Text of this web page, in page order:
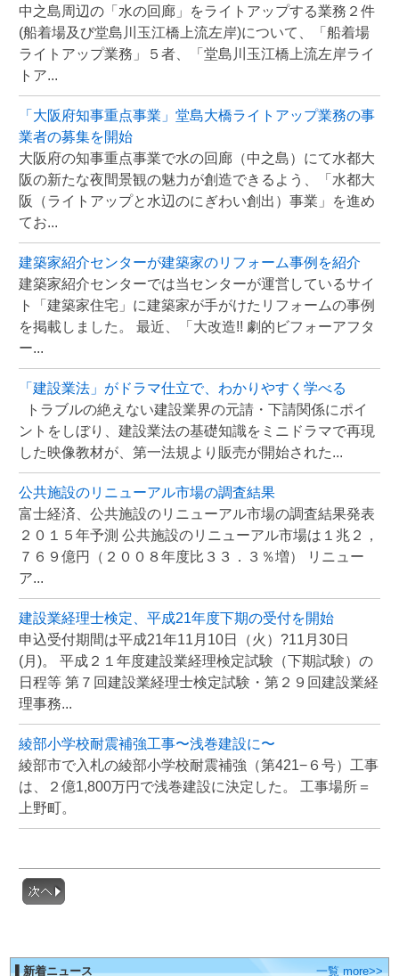
中之島周辺の「水の回廊」をライトアップする業務２件
(船着場及び堂島川玉江橋上流左岸)について、「船着場
ライトアップ業務」５者、「堂島川玉江橋上流左岸ライ
トア...
「大阪府知事重点事業」堂島大橋ライトアップ業務の事
業者の募集を開始
大阪府の知事重点事業で水の回廊（中之島）にて水都大
阪の新たな夜間景観の魅力が創造できるよう、「水都大
阪（ライトアップと水辺のにぎわい創出）事業」を進め
てお...
建築家紹介センターが建築家のリフォーム事例を紹介
建築家紹介センターでは当センターが運営しているサイ
ト「建築家住宅」に建築家が手がけたリフォームの事例
を掲載しました。 最近、「大改造!! 劇的ビフォーアフタ
ー...
「建設業法」がドラマ仕立で、わかりやすく学べる
トラブルの絶えない建設業界の元請・下請関係にポイ
ントをしぼり、建設業法の基礎知識をミニドラマで再現
した映像教材が、第一法規より販売が開始された...
公共施設のリニューアル市場の調査結果
富士経済、公共施設のリニューアル市場の調査結果発表
２０１５年予測 公共施設のリニューアル市場は１兆２，
７６９億円（２００８年度比３３．３％増） リニュー
ア...
建設業経理士検定、平成21年度下期の受付を開始
申込受付期間は平成21年11月10日（火）?11月30日
(月)。 平成２１年度建設業経理検定試験（下期試験）の
日程等 第７回建設業経理士検定試験・第２９回建設業経
理事務...
綾部小学校耐震補強工事〜浅巻建設に〜
綾部市で入札の綾部小学校耐震補強（第421−６号）工事
は、２億1,800万円で浅巻建設に決定した。 工事場所＝
上野町。
▌新着ニュース 一覧 more>>